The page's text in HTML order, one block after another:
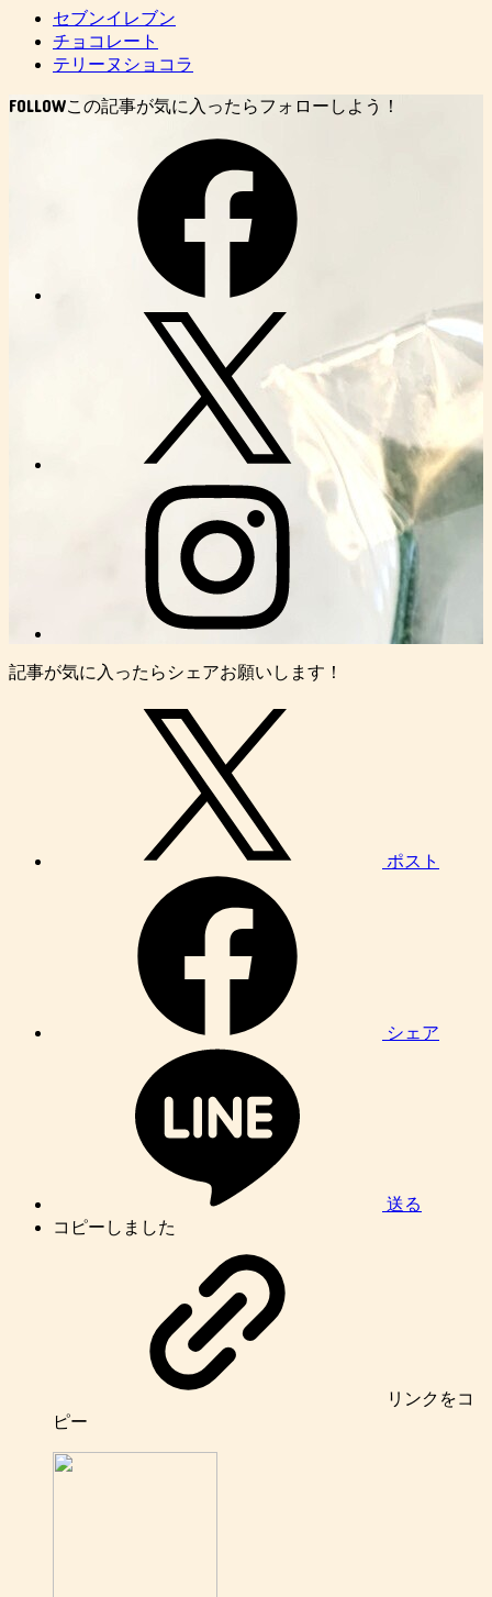
セブンイレブン
チョコレート
テリーヌショコラ
FOLLOW
記事が気に入ったらシェアお願いします！
ポスト
シェア
送る
コピーしました
リンク をコ
ピー